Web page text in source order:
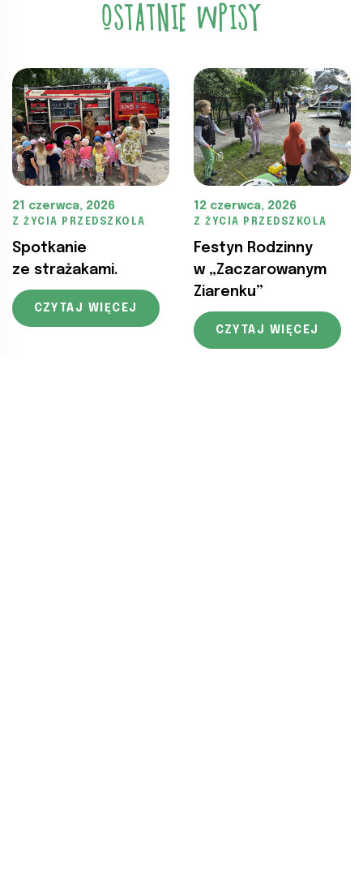
OSTATNIE WPISY
21 czerwca, 2026
Z ŻYCIA PRZEDSZKOLA
Spotkanie
ze strażakami.
CZYTAJ WIĘCEJ
12 czerwca, 2026
Z ŻYCIA PRZEDSZKOLA
Festyn Rodzinny
w „Zaczarowanym
Ziarenku”
CZYTAJ WIĘCEJ